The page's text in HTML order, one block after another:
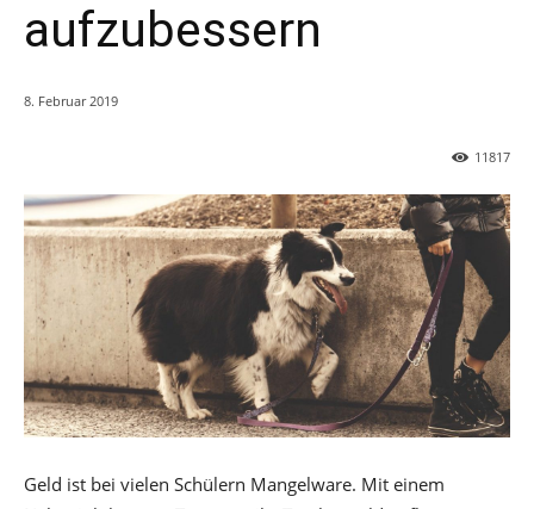
aufzubessern
8. Februar 2019
11817
Geld ist bei vielen Schülern Mangelware. Mit einem